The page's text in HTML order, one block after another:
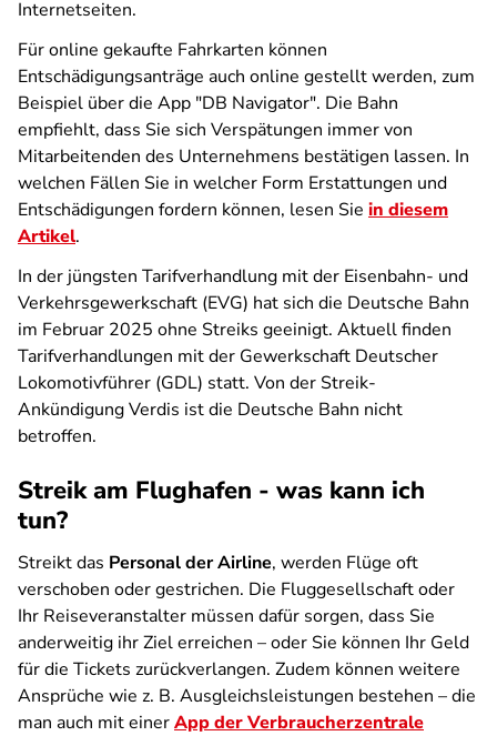
Internetseiten.
Für online gekaufte Fahrkarten können
Entschädigungsanträge auch online gestellt werden, zum
Beispiel über die App "DB Navigator". Die Bahn
empfiehlt, dass Sie sich Verspätungen immer von
Mitarbeitenden des Unternehmens bestätigen lassen. In
welchen Fällen Sie in welcher Form Erstattungen und
Entschädigungen fordern können, lesen Sie in diesem
Artikel.
In der jüngsten Tarifverhandlung mit der Eisenbahn- und
Verkehrsgewerkschaft (EVG) hat sich die Deutsche Bahn
im Februar 2025 ohne Streiks geeinigt. Aktuell finden
Tarifverhandlungen mit der Gewerkschaft Deutscher
Lokomotivführer (GDL) statt. Von der Streik-
Ankündigung Verdis ist die Deutsche Bahn nicht
betroffen.
Streik am Flughafen - was kann ich
tun?
Streikt das Personal der Airline, werden Flüge oft
verschoben oder gestrichen. Die Fluggesellschaft oder
Ihr Reiseveranstalter müssen dafür sorgen, dass Sie
anderweitig ihr Ziel erreichen – oder Sie können Ihr Geld
für die Tickets zurückverlangen. Zudem können weitere
Ansprüche wie z. B. Ausgleichsleistungen bestehen – die
man auch mit einerApp der Verbraucherzentrale